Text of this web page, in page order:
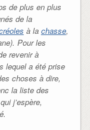
de plus en plus
de la
à la chasse,
Pour les
revenir à
lequel a été prise
choses à dire,
la liste des
j’espère,